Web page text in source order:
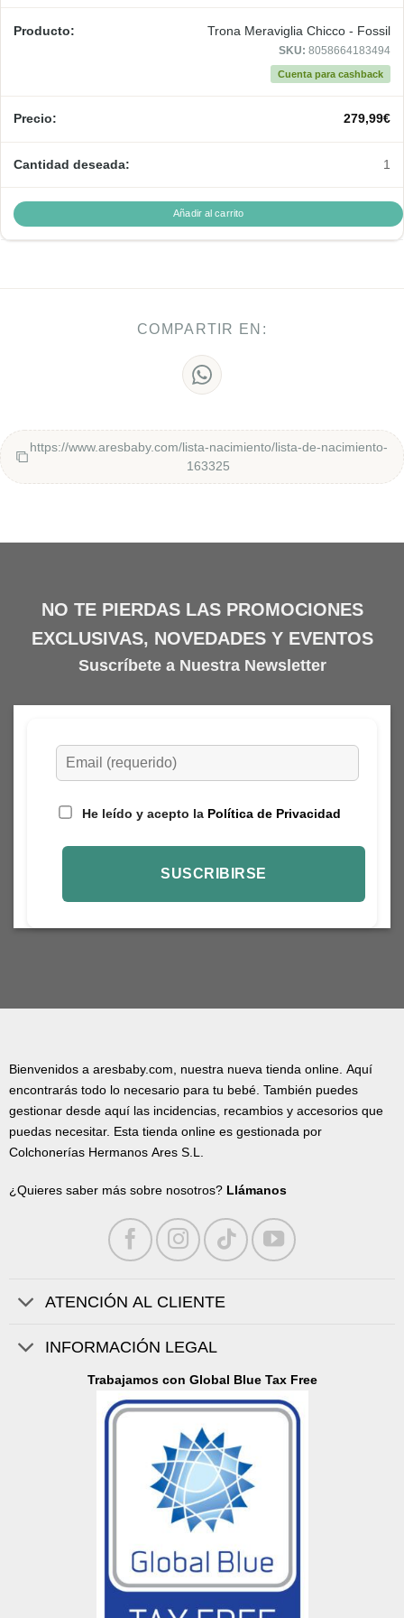
Trona Meraviglia Chicco - Fossil
SKU: 8058664183494
Cuenta para cashback
279,99€
1
Añadir al carrito
COMPARTIR EN:
https://www.aresbaby.com/lista-nacimiento/lista-de-nacimiento-
163325
NO TE PIERDAS LAS PROMOCIONES
EXCLUSIVAS, NOVEDADES Y EVENTOS
Suscríbete a Nuestra Newsletter
He leído y acepto la Política de Privacidad
Bienvenidos a aresbaby.com, nuestra nueva tienda online. Aquí
encontrarás todo lo necesario para tu bebé. También puedes
gestionar desde aquí las incidencias, recambios y accesorios que
puedas necesitar. Esta tienda online es gestionada por
Colchonerías Hermanos Ares S.L.
¿Quieres saber más sobre nosotros? Llámanos
ATENCIÓN AL CLIENTE
INFORMACIÓN LEGAL
Trabajamos con Global Blue Tax Free